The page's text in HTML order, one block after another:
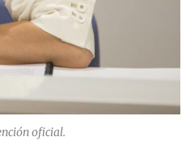
oficial.